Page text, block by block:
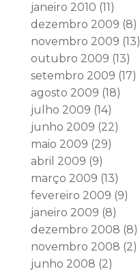
janeiro 2010 (11)
dezembro 2009 (8)
novembro 2009 (13)
outubro 2009 (13)
setembro 2009 (17)
agosto 2009 (18)
julho 2009 (14)
junho 2009 (22)
maio 2009 (29)
abril 2009 (9)
março 2009 (13)
fevereiro 2009 (9)
janeiro 2009 (8)
dezembro 2008 (8)
novembro 2008 (2)
junho 2008 (2)